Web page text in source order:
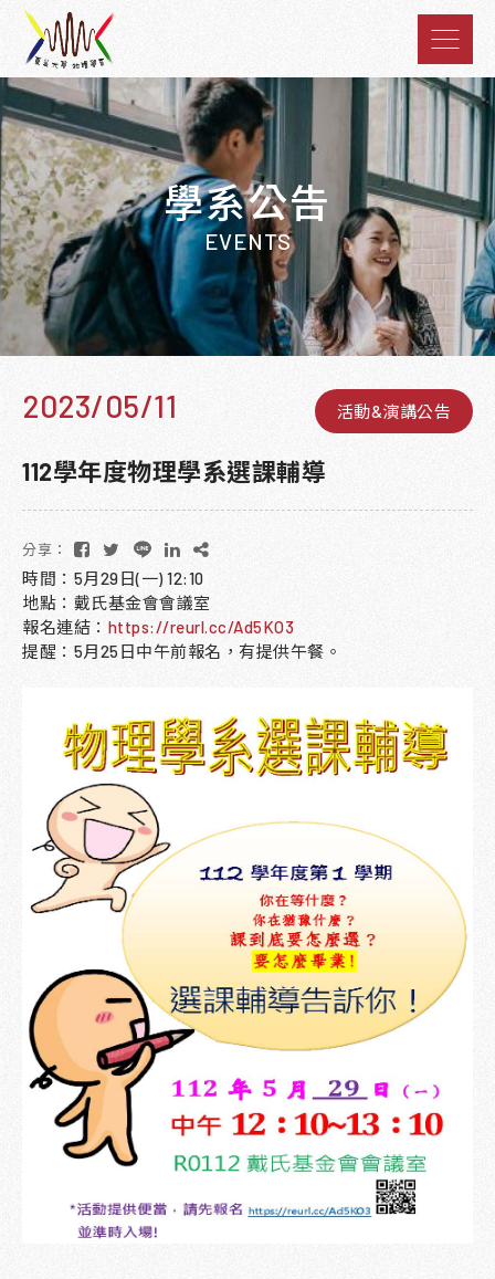
學系公告
EVENTS
2023/05/11 活動&演講公告
112學年度物理學系選課輔導
分享：
時間：5月29日(一) 12:10
地點：戴氏基金會會議室
報名連結： https://reurl.cc/Ad5KO3
提醒：5月25日中午前報名，有提供午餐。